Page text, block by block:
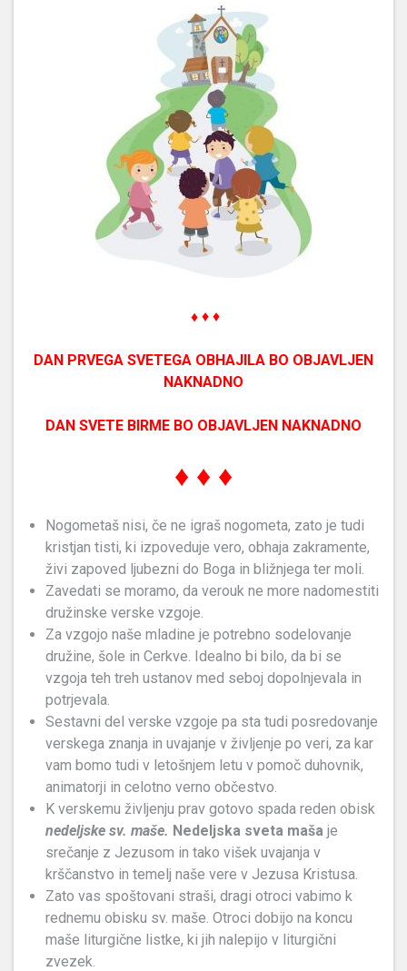
♦ ♦ ♦
DAN PRVEGA SVETEGA OBHAJILA BO OBJAVLJEN
NAKNADNO
DAN SVETE BIRME BO OBJAVLJEN NAKNADNO
♦ ♦ ♦
Nogometaš nisi, če ne igraš nogometa, zato je tudi
kristjan tisti, ki izpoveduje vero, obhaja zakramente,
živi zapoved ljubezni do Boga in bližnjega ter moli.
Zavedati se moramo, da verouk ne more nadomestiti
družinske verske vzgoje.
Za vzgojo naše mladine je potrebno sodelovanje
družine, šole in Cerkve. Idealno bi bilo, da bi se
vzgoja teh treh ustanov med seboj dopolnjevala in
potrjevala.
Sestavni del verske vzgoje pa sta tudi posredovanje
verskega znanja in uvajanje v življenje po veri, za kar
vam bomo tudi v letošnjem letu v pomoč duhovnik,
animatorji in celotno verno občestvo.
K verskemu življenju prav gotovo spada reden obisk
nedeljske sv. maše. Nedeljska sveta maša je
srečanje z Jezusom in tako višek uvajanja v
krščanstvo in temelj naše vere v Jezusa Kristusa.
Zato vas spoštovani straši, dragi otroci vabimo k
rednemu obisku sv. maše. Otroci dobijo na koncu
maše liturgične listke, ki jih nalepijo v liturgični
zvezek.